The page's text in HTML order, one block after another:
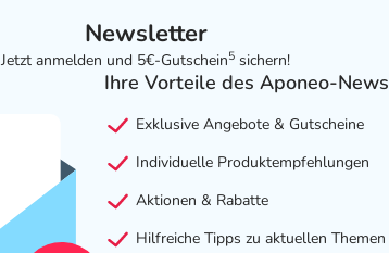
Newsletter
Jetzt anmelden und 5€-Gutschein5 sichern!
Ihre Vorteile des Aponeo-
Exklusive Angebote & Gutscheine
Individuelle Produktempfehlungen
Aktionen & Rabatte
Hilfreiche Tipps zu aktuellen Themen